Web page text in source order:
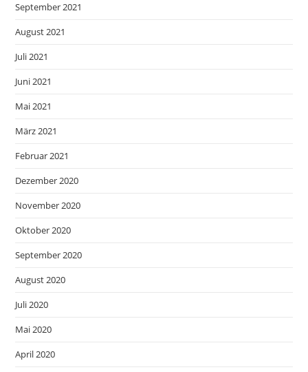
September 2021
August 2021
Juli 2021
Juni 2021
Mai 2021
März 2021
Februar 2021
Dezember 2020
November 2020
Oktober 2020
September 2020
August 2020
Juli 2020
Mai 2020
April 2020